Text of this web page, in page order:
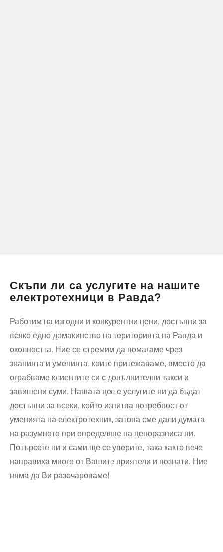
Скъпи ли са услугите на нашите
електротехници в Равда?
Работим на изгодни и конкурентни цени, достъпни за
всяко едно домакинство на територията на Равда и
околността. Ние се стремим да помагаме чрез
знанията и уменията, които притежаваме, вместо да
ограбваме клиентите си с допълнителни такси и
завишени суми. Нашата цел е услугите ни да бъдат
достъпни за всеки, който изпитва потребност от
уменията на електротехник, затова сме дали думата
на разумното при определяне на ценоразписа ни.
Потърсете ни и сами ще се уверите, така както вече
направиха много от Вашите приятели и познати. Ние
няма да Ви разочароваме!